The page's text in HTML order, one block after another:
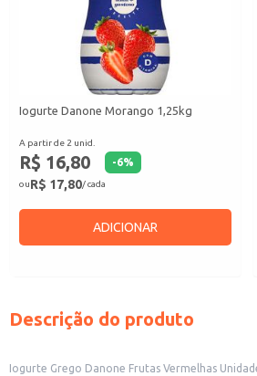
Iogurte Danone Morango 1,25kg
A partir de 2 unid.
R$ 16,80 -6%
ouR$ 17,80/ cada
ADICIONAR
Descrição do produto
Iogurte Grego Danone Frutas Vermelhas